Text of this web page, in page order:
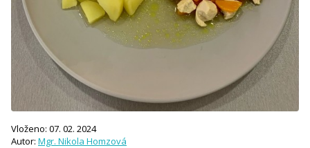
Vloženo: 07. 02. 2024
Autor: Mgr. Nikola Homzová